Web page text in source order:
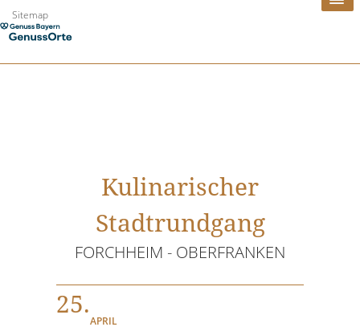
Zum
Inhalt
Sitemap
Kulinarischer
Stadtrundgang
FORCHHEIM - OBERFRANKEN
25.
APRIL